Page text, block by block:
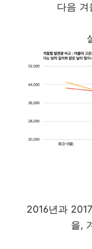
다음 겨
2016년과
을,